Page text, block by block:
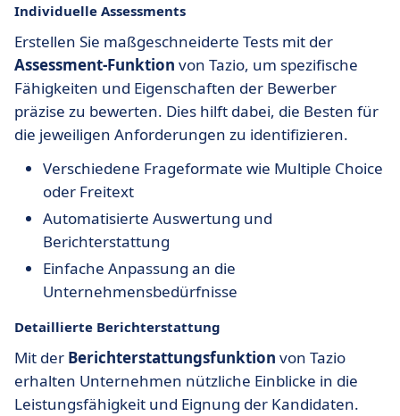
Individuelle Assessments
Erstellen Sie maßgeschneiderte Tests mit der
Assessment-Funktion von Tazio, um spezifische
Fähigkeiten und Eigenschaften der Bewerber
präzise zu bewerten. Dies hilft dabei, die Besten für
die jeweiligen Anforderungen zu identifizieren.
Verschiedene Frageformate wie Multiple Choice
oder Freitext
Automatisierte Auswertung und
Berichterstattung
Einfache Anpassung an die
Unternehmensbedürfnisse
Detaillierte Berichterstattung
Mit der Berichterstattungsfunktion von Tazio
erhalten Unternehmen nützliche Einblicke in die
Leistungsfähigkeit und Eignung der Kandidaten.